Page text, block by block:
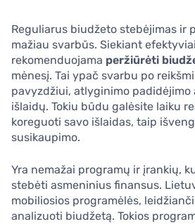
Reguliarus biudžeto stebėjimas ir
mažiau svarbūs. Siekiant
rekomenduojama peržiūrėti
mėnesį. Tai ypač svarbu po
pavyzdžiui, atlyginimo
išlaidų. Tokiu būdu galėsite laiku
koreguoti savo išlaidas, taip
susikaupimo.
Yra nemažai programų ir įrankių,
stebėti asmeninius finansus.
mobiliosios programėlės,
analizuoti biudžetą. Tokios